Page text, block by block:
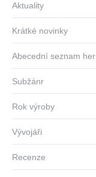
Aktuality
Krátké novinky
Abecední seznam her
Subžánr
Rok výroby
Vývojáři
Recenze